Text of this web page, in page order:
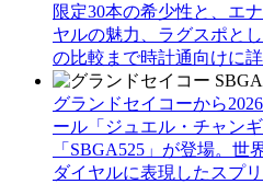
限定30本の希少性と、エ
ヤルの魅力、ラグスポと
の比較まで時計通向けに
グランドセイコーから
ール「ジュエル・チャン
「SBGA525」が登場。世
ダイヤルに表現したスプ